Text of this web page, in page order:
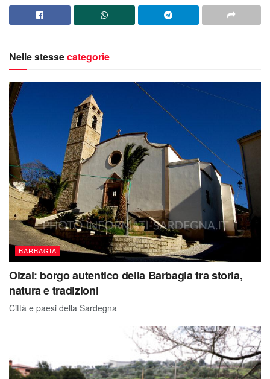
Nelle stessecategorie
BARBAGIA
Olzai: borgo autentico della Barbagia tra storia,
natura e tradizioni
Città e paesi della Sardegna